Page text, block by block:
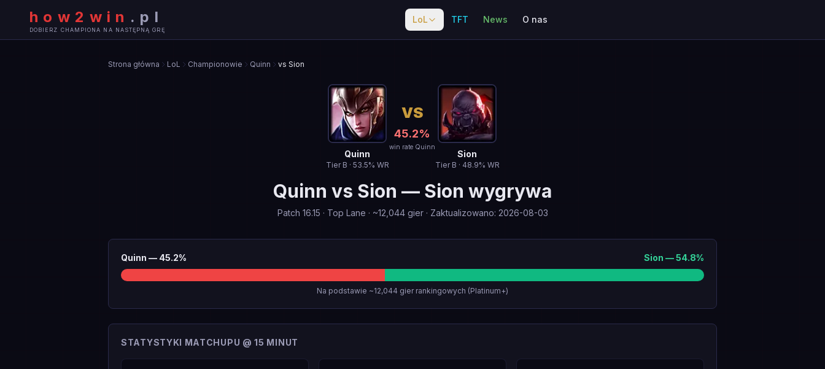
how2win . pl
DOBIERZ CHAMPIONA NA NASTĘPNĄ GRĘ
LoL TFT News O nas
Strona główna LoL Championowie Quinn vs Sion
Quinn
Tier B · 53.5% WR
VS
45.2%
win rate Quinn
Sion
Tier B · 48.9% WR
Quinn vs Sion — Sion wygrywa
Patch 16.15 · Top Lane · ~12,044 gier· Zaktualizowano: 2026-08-03
Quinn — 45.2% Sion —54.8%
Na podstawie ~12,044 gier rankingowych (Platinum+)
STATYSTYKI MATCHUPU @ 15 MINUT